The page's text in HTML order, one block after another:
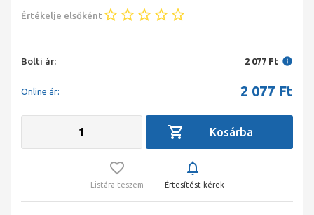
Értékelje elsőként
Bolti ár: 2 077 Ft
Online ár: 2 077 Ft
Listára teszem Értesítést kérek